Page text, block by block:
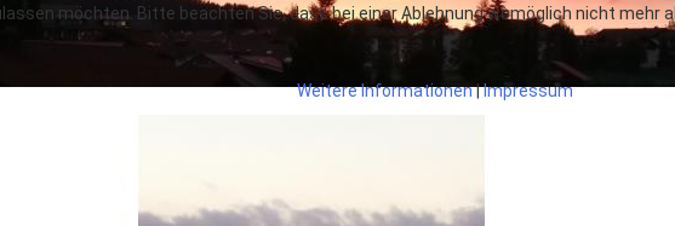
möchten. Bitte beachten Sie, dass bei einer Ablehnung womöglich nicht mehr
Weitere Informationen|Impressum